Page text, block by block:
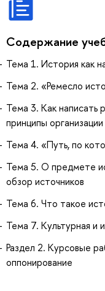
Содержание
Тема 1. История как
Тема 2. «Ремесло
Тема 3. Как написать
принципы
Тема 4. «Путь, по
Тема 5. О предмете
обзор источников
Тема 6. Что такое
Тема 7. Культурная и
Раздел 2. Курсовые
оппонирование